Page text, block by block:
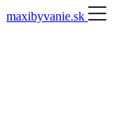
Skip
to
maxibyvanie.sk